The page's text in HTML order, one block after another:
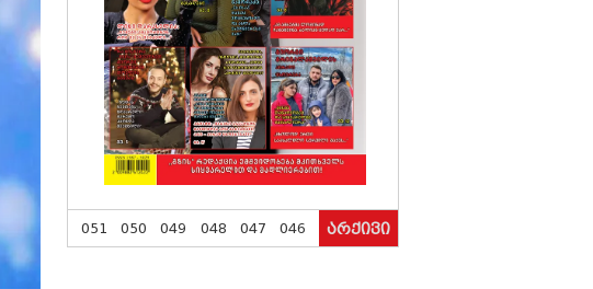
051 050 049 048 047 046 არქივი